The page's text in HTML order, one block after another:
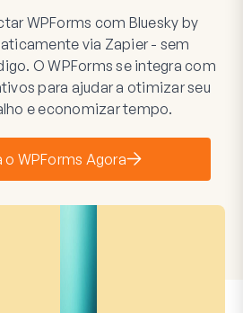
WPForms com Bluesky by
via Zapier - sem
O WPForms se integra com
para ajudar a otimizar seu
e economizar tempo.
WPForms Agora